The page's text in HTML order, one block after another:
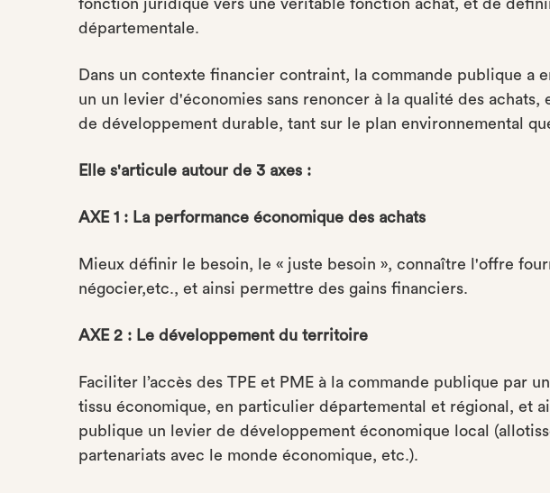
fonction juridique vers une véritable fonction achat, et de
départementale.
Dans un contexte financier contraint, la commande publique a
un un levier d'économies sans renoncer à la qualité des
de développement durable, tant sur le plan environnemental
Elle s'articule autour de 3 axes :
AXE 1 : La performance économique des achats
Mieux définir le besoin, le « juste besoin », connaître l'offre
négocier,etc., et ainsi permettre des gains financiers.
AXE 2 : Le développement du territoire
Faciliter l’accès des TPE et PME à la commande publique par
tissu économique, en particulier départemental et régional, et
publique un levier de développement économique local
partenariats avec le monde économique, etc.).